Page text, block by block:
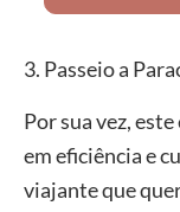
3. Passeio a
Por sua vez,
em eficiência e
viajante que